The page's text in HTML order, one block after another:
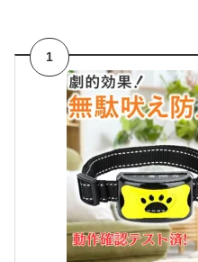
1